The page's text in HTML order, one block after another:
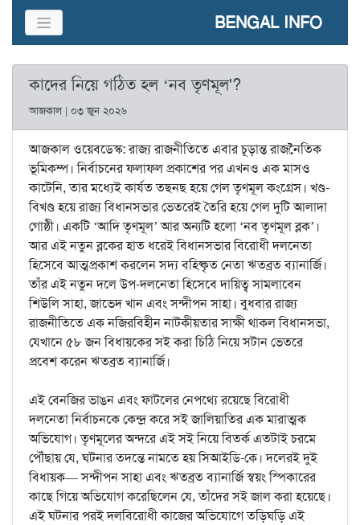
BENGAL INFO
কাদের নিয়ে গঠিত হল ‘নব তৃণমূল'?
আজকাল | ০৩ জুন ২০২৬
আজকাল ওয়েবডেস্ক: রাজ্য রাজনীতিতে এবার চূড়ান্ত রাজনৈতিক
ভূমিকম্প। নির্বাচনের ফলাফল প্রকাশের পর এখনও এক মাসও
কাটেনি, তার মধ্যেই কার্যত তছনছ হয়ে গেল তৃণমূল কংগ্রেস। খণ্ড-
বিখণ্ড হয়ে রাজ্য বিধানসভার ভেতরেই তৈরি হয়ে গেল দুটি আলাদা
গোষ্ঠী। একটি ‘আদি তৃণমূল’ আর অন্যটি হলো ‘নব তৃণমূল ব্লক’।
আর এই নতুন ব্লকের হাত ধরেই বিধানসভার বিরোধী দলনেতা
হিসেবে আত্মপ্রকাশ করলেন সদ্য বহিষ্কৃত নেতা ঋতব্রত ব্যানার্জি।
তাঁর এই নতুন দলে উপ-দলনেতা হিসেবে দায়িত্ব সামলাবেন
শিউলি সাহা, জাভেদ খান এবং সন্দীপন সাহা। বুধবার রাজ্য
রাজনীতিতে এক নজিরবিহীন নাটকীয়তার সাক্ষী থাকল বিধানসভা,
যেখানে ৫৮ জন বিধায়কের সই করা চিঠি নিয়ে সটান ভেতরে
প্রবেশ করেন ঋতব্রত ব্যানার্জি।
এই বেনজির ভাঙন এবং ফাটলের নেপথ্যে রয়েছে বিরোধী
দলনেতা নির্বাচনকে কেন্দ্র করে সই জালিয়াতির এক মারাত্মক
অভিযোগ। তৃণমূলের অন্দরে এই সই নিয়ে বিতর্ক এতটাই চরমে
পৌঁছায় যে, ঘটনার তদন্তে নামতে হয় সিআইডি-কে। দলেরই দুই
বিধায়ক— সন্দীপন সাহা এবং ঋতব্রত ব্যানার্জি স্বয়ং স্পিকারের
কাছে গিয়ে অভিযোগ করেছিলেন যে, তাঁদের সই জাল করা হয়েছে।
এই ঘটনার পরই দলবিরোধী কাজের অভিযোগে তড়িঘড়ি এই